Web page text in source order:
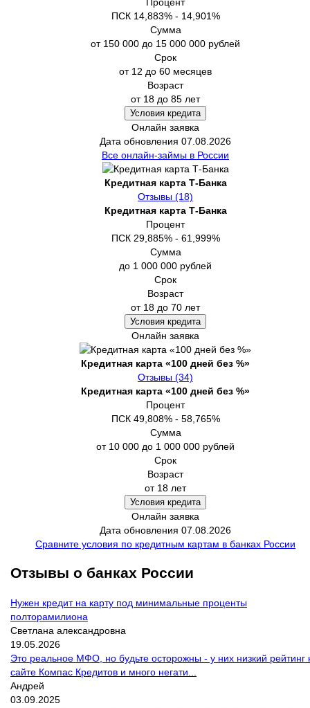
ПСК 14,883% - 14,901%
Сумма
от 150 000 до 15 000 000 рублей
Срок
от 12 до 60 месяцев
Возраст
от 18 до 85 лет
Условия кредита
Онлайн заявка
Дата обновления 07.08.2026
Все онлайн-займы в России
Кредитная карта Т-Банка
Отзывы (18)
Кредитная карта Т-Банка
Процент
ПСК 29,885% - 61,999%
Сумма
до 1 000 000 рублей
Срок
Возраст
от 18 до 70 лет
Условия кредита
Онлайн заявка
Кредитная карта «100 дней без %»
Отзывы (34)
Кредитная карта «100 дней без %»
Процент
ПСК 49,808% - 58,765%
Сумма
от 10 000 до 1 000 000 рублей
Срок
Возраст
от 18 лет
Условия кредита
Онлайн заявка
Дата обновления 07.08.2026
Сравните условия по кредитным картам в банках России
Отзывы о банках России
Нужен кредит на карту под минимальные проценты
полторамилиона
Светлана александровна
19.05.2026
Это реальное МФО, но будьте осторожны - у них низкий рейтинг
сайте Компас Кредитов и много негати...
Андрей
03.09.2025